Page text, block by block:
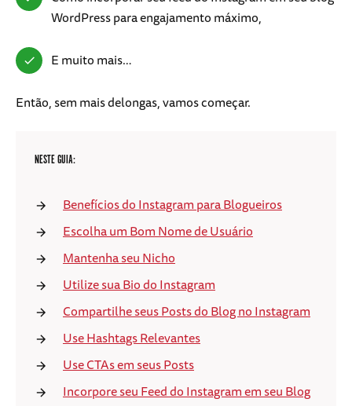
WordPress para engajamento máximo,
E muito mais…
Então, sem mais delongas, vamos começar.
NESTE GUIA:
Benefícios do Instagram para Blogueiros
Escolha um Bom Nome de Usuário
Mantenha seu Nicho
Utilize sua Bio do Instagram
Compartilhe seus Posts do Blog no Instagram
Use Hashtags Relevantes
Use CTAs em seus Posts
Incorpore seu Feed do Instagram em seu Blog